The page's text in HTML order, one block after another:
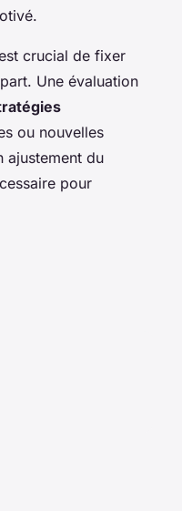
crucial de fixer
Une évaluation
ou nouvelles
ajustement du
pour